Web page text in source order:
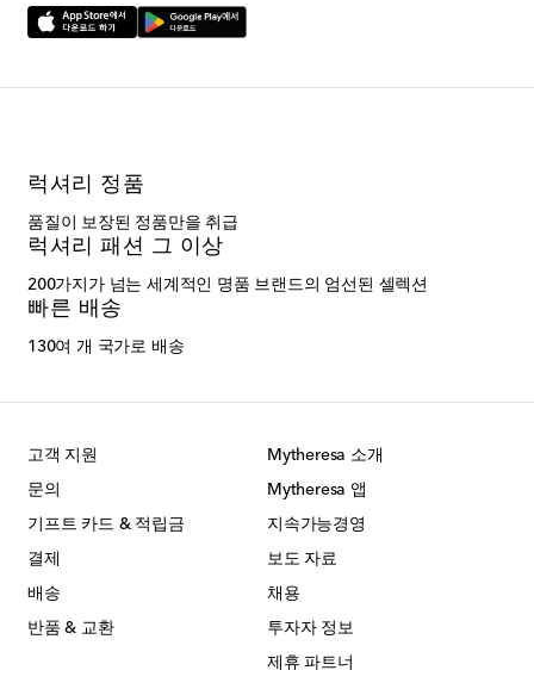
럭셔리 정품
품질이 보장된 정품만을 취급
럭셔리 패션 그 이상
200가지가 넘는 세계적인 명품 브랜드의 엄선된 셀렉션
빠른 배송
130여 개 국가로 배송
고객 지원
문의
기프트 카드 & 적립금
결제
배송
반품 & 교환
Mytheresa 소개
Mytheresa 앱
지속가능경영
보도 자료
채용
투자자 정보
제휴 파트너